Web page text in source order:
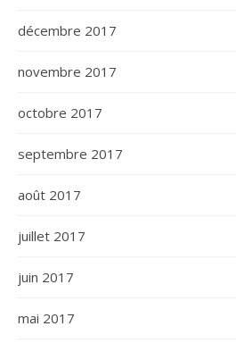
décembre 2017
novembre 2017
octobre 2017
septembre 2017
août 2017
juillet 2017
juin 2017
mai 2017